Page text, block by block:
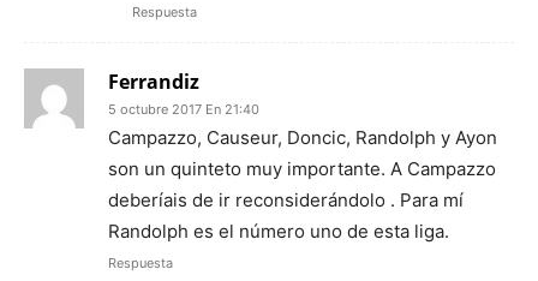
Respuesta
Ferrandiz
5 octubre 2017 En 21:40
Campazzo, Causeur, Doncic, Randolph y Ayon
son un quinteto muy importante. A Campazzo
deberíais de ir reconsiderándolo . Para mí
Randolph es el número uno de esta liga.
Respuesta